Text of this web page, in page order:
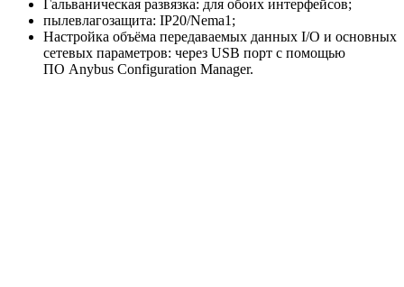
Гальваническая развязка: для обоих интерфейсов;
пылевлагозащита: IP20/Nema1;
Настройка объёма передаваемых данных I/O и основных
сетевых параметров: через USB порт с помощью
ПО Anybus Configuration Manager.